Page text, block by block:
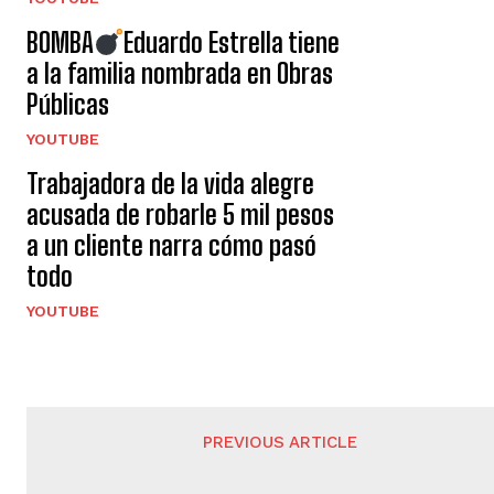
BOMBA
Eduardo Estrella tiene
a la familia nombrada en Obras
Públicas
YOUTUBE
Trabajadora de la vida alegre
acusada de robarle 5 mil pesos
a un cliente narra cómo pasó
todo
YOUTUBE
PREVIOUS ARTICLE